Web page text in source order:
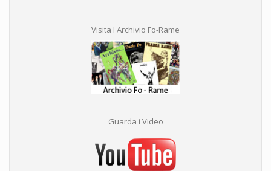
Visita l'Archivio Fo-Rame
Guarda i Video